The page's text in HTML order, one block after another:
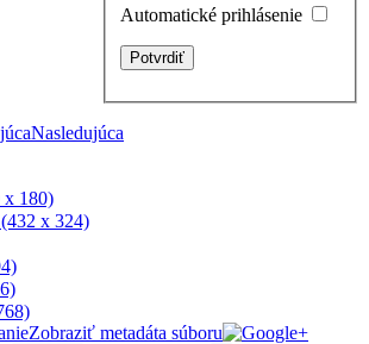
Automatické prihlásenie
Nasledujúca
x 180)
(432 x 324)
Zobraziť metadáta súboru